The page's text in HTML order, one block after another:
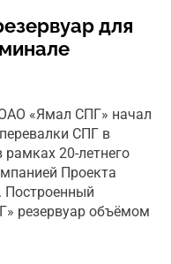
для
«Ямал СПГ» начал
СПГ в
20-летнего
Проекта
Построенный
резервуар объёмом